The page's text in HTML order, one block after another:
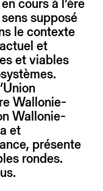
supposé
le contexte
et
et viables
Wallonie-
Wallonie-
et
présente
rondes.